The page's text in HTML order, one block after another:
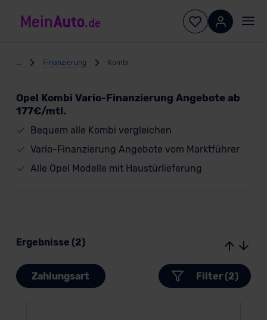
Finanzierung Kombi
Opel Kombi Vario-Finanzierung Angebote ab
177€/mtl.
Bequem alle Kombi vergleichen
Vario-Finanzierung Angebote vom Marktführer
Alle Opel Modelle mit Haustürlieferung
Ergebnisse (2)
Zahlungsart Filter (2)